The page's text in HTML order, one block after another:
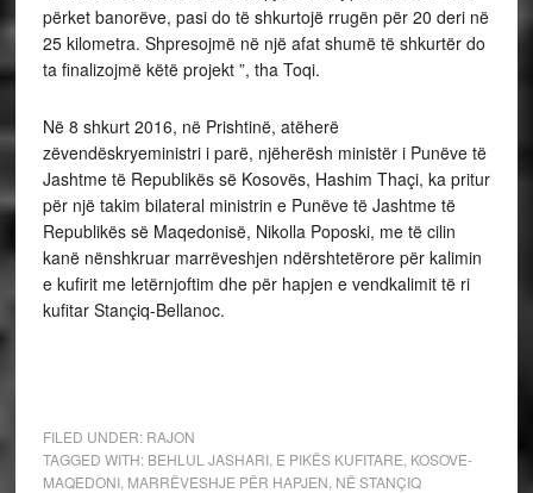
përket banorëve, pasi do të shkurtojë rrugën për 20 deri në
25 kilometra. Shpresojmë në një afat shumë të shkurtër do
ta finalizojmë këtë projekt ”, tha Toqi.
Në 8 shkurt 2016, në Prishtinë, atëherë
zëvendëskryeministri i parë, njëherësh ministër i Punëve të
Jashtme të Republikës së Kosovës, Hashim Thaçi, ka pritur
për një takim bilateral ministrin e Punëve të Jashtme të
Republikës së Maqedonisë, Nikolla Poposki, me të cilin
kanë nënshkruar marrëveshjen ndërshtetërore për kalimin
e kufirit me letërnjoftim dhe për hapjen e vendkalimit të ri
kufitar Stançiq-Bellanoc.
FILED UNDER: RAJON
TAGGED WITH: BEHLUL JASHARI, E PIKËS KUFITARE KOSOVE-
MAQEDONI, MARRËVESHJE PËR HAPJEN NË STANÇIQ